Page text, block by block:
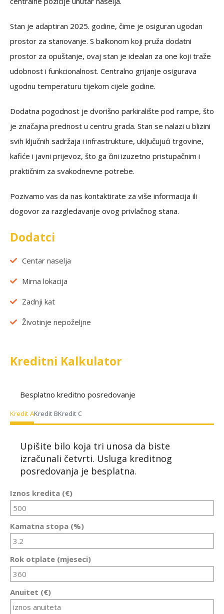
Stan je adaptiran 2025. godine, čime je osiguran ugodan
prostor za stanovanje. S balkonom koji pruža dodatni
prostor za opuštanje, ovaj stan je idealan za one koji traže
udobnost i funkcionalnost. Centralno grijanje osigurava
ugodnu temperaturu tijekom cijele godine.
Dodatna pogodnost je dvorišno parkiralište pod rampe, što
je značajna prednost u centru grada. Stan se nalazi u blizini
svih ključnih sadržaja i infrastrukture, uključujući trgovine,
kafiće i javni prijevoz, što ga čini izuzetno pristupačnim i
praktičnim za svakodnevne potrebe.
Pozivamo vas da nas kontaktirate za više informacija ili
dogovor za razgledavanje ovog privlačnog stana.
Dodatci
Centar naselja
Mirna lokacija
Zadnji kat
Životinje nepoželjne
Kreditni Kalkulator
Besplatno kreditno posredovanje
Kredit AKredit BKredit C
Upišite bilo koja tri unosa da biste
izračunali četvrti. Usluga kreditnog
posredovanja je besplatna.
Iznos kredita (€)
Kamatna stopa (%)
Rok otplate (mjeseci)
Anuitet (€)